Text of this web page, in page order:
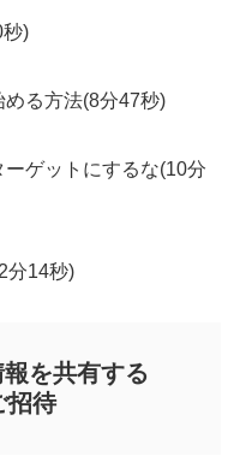
)
る方法(8分47秒)
ゲットにするな(10分
分14秒)
を共有する
招待